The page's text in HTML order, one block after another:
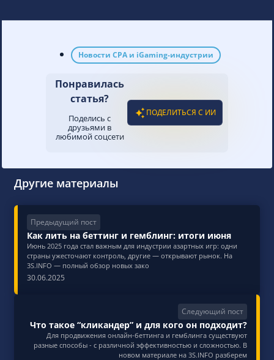
Новости CPA и iGaming-индустрии
Понравилась
статья?
Поделись с
друзьями в
любимой соцсети
ПОДЕЛИТЬСЯ С ИИ
Другие материалы
Предыдущий пост
Как лить на беттинг и гемблинг: итоги июня
Июнь 2025 года стал важным для индустрии азартных игр: одни
страны ужесточают контроль, другие — открывают рынок. На
3S.INFO — полный обзор новых зако
30.06.2025
Следующий пост
Что такое “кликандер” и для кого он подходит?
Для продвижения онлайн-беттинга и гемблинга существуют
разные способы - с различной эффективностью и сложностью. В
новом материале на 3S.INFO разберем